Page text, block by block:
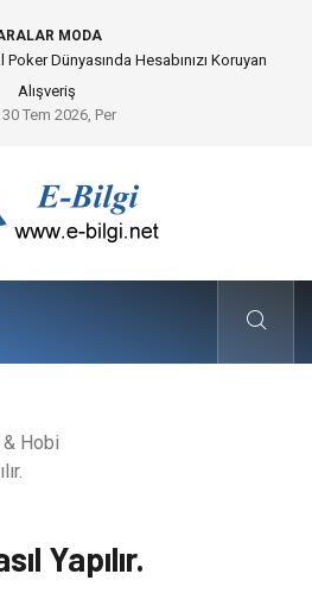
MODA
Poker Dünyasında Hesabınızı Koruyan
Alışveriş
30 Tem 2026, Per
Hobi
Yapılır.